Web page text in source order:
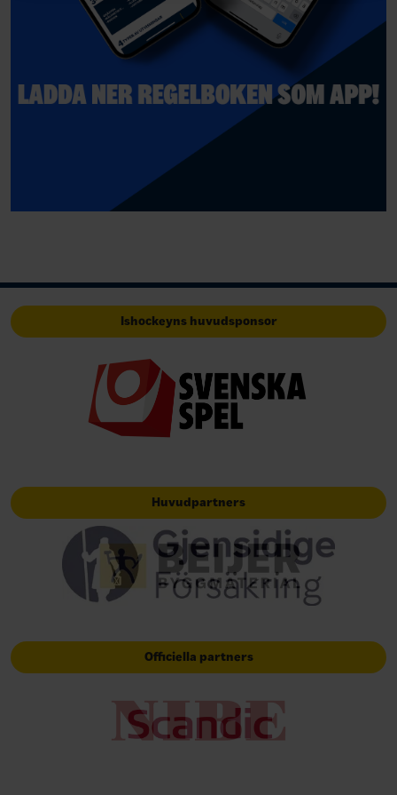
Ishockeyns huvudsponsor
Huvudpartners
Officiella partners